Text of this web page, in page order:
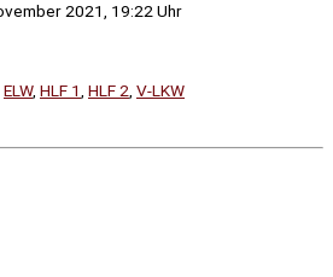
2021, 19:22 Uhr
ELW, HLF 1 HLF 2 V-LKW